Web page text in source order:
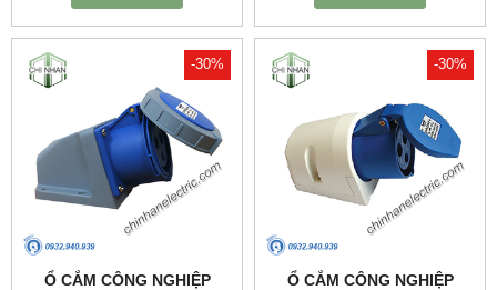
-30%
Ổ CẮM CÔNG NGHIỆP
-30%
Ổ CẮM CÔNG NGHIỆP